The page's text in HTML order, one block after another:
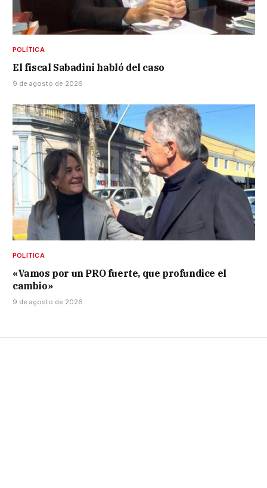
POLÍTICA
El fiscal Sabadini habló del caso
9 de agosto de 2026
POLÍTICA
«Vamos por un PRO fuerte, que profundice el
cambio»
9 de agosto de 2026